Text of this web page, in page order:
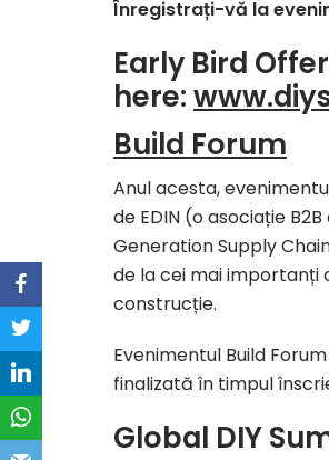
Înregistrați-vă la
Early Bird
here:
Build Forum
Anul acesta,
de EDIN (o asociație
Generation Supply
de la cei mai importanți
construcție.
Evenimentul Build
finalizată în timpul
Global DIY